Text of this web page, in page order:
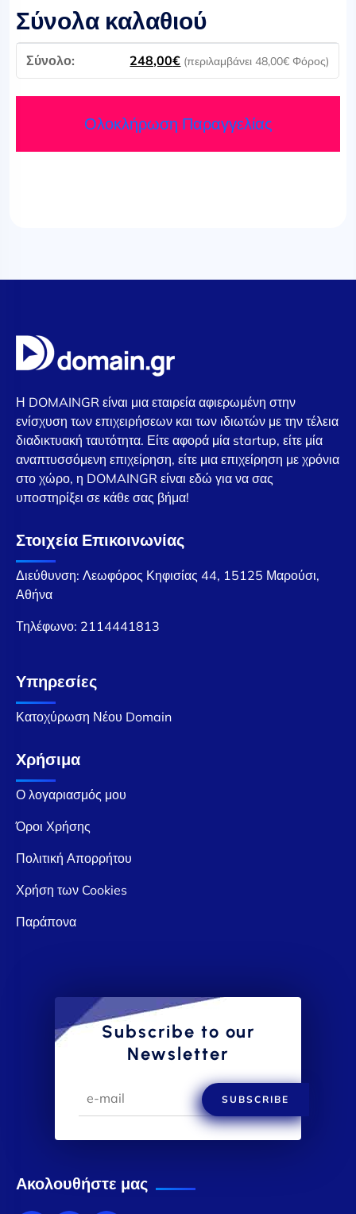
Σύνολα καλαθιού
248,00€ (περιλαμβάνει48,00€ Φόρος)
Ολοκλήρωση Παραγγελίας
Η DOMAINGR είναι μια εταιρεία αφιερωμένη στην
ενίσχυση των επιχειρήσεων και των ιδιωτών με την τέλεια
διαδικτυακή ταυτότητα. Είτε αφορά μία startup, είτε μία
αναπτυσσόμενη επιχείρηση, είτε μια επιχείρηση με χρόνια
στο χώρο, η DOMAINGR είναι εδώ για να σας
υποστηρίξει σε κάθε σας βήμα!
Στοιχεία Επικοινωνίας
Διεύθυνση: Λεωφόρος Κηφισίας 44, 15125 Μαρούσι,
Αθήνα
Τηλέφωνο: 2114441813
Υπηρεσίες
Κατοχύρωση Νέου Domain
Χρήσιμα
Ο λογαριασμός μου
Όροι Χρήσης
Πολιτική Απορρήτου
Χρήση των Cookies
Παράπονα
Subscribe to our
Newsletter
SUBSCRIBE
Ακολουθήστε μας